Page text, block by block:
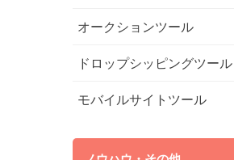
オークションツール
ドロップシッピングツール
モバイルサイトツール